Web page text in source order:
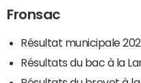
Fronsac
Résultat municipale
Résultats du bac à la